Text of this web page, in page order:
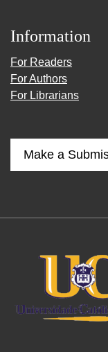
Information
For Readers
For Authors
For Librarians
Make a